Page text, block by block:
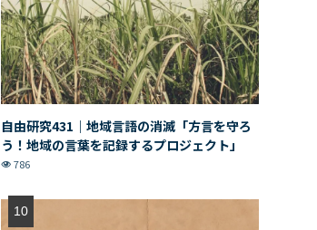
自由研究431｜地域言語の消滅「方言を守ろ
う！地域の言葉を記録するプロジェクト」
786